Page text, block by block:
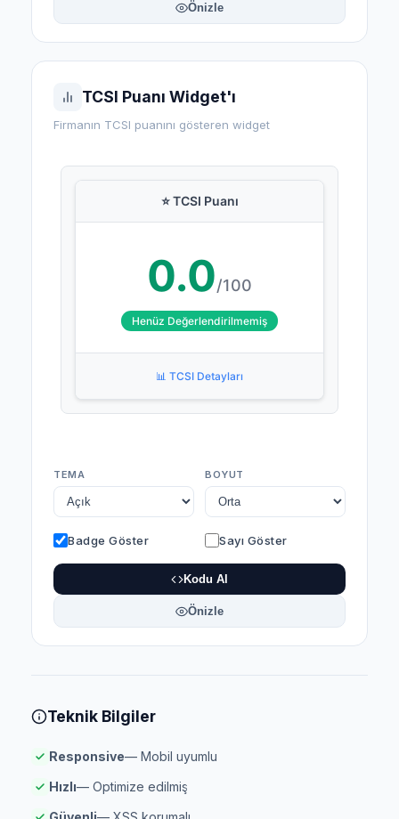
Önizle
TCSI Puanı Widget'ı
Firmanın TCSI puanını gösteren widget
⭐ TCSI Puanı
0.0/100
Henüz Değerlendirilmemiş
📊 TCSI Detayları
TEMA BOYUT
Badge Göster Sayı Göster
Kodu Al
Önizle
Teknik Bilgiler
Responsive— Mobil uyumlu
Hızlı— Optimize edilmiş